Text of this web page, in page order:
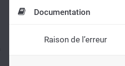
Documentation
Raison de l’erreur